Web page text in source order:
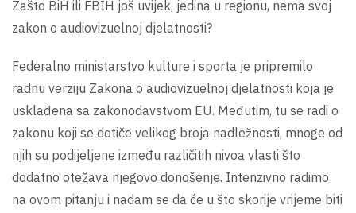
Zašto BiH ili FBIH još uvijek, jedina u regionu, nema svoj
zakon o audiovizuelnoj djelatnosti?
Federalno ministarstvo kulture i sporta je pripremilo
radnu verziju Zakona o audiovizuelnoj djelatnosti koja je
usklađena sa zakonodavstvom EU. Međutim, tu se radi o
zakonu koji se dotiče velikog broja nadležnosti, mnoge od
njih su podijeljene između različitih nivoa vlasti što
dodatno otežava njegovo donošenje. Intenzivno radimo
na ovom pitanju i nadam se da će u što skorije vrijeme biti